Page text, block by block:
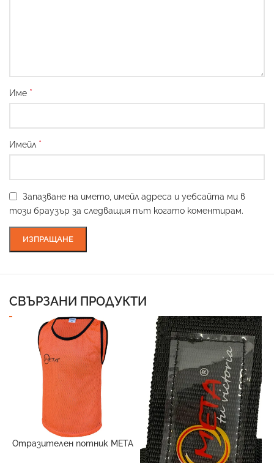
Име *
Имейл *
Запазване на името, имейл адреса и уебсайта ми в
този браузър за следващия път когато коментирам.
СВЪРЗАНИ ПРОДУКТИ
Отразителен потник META